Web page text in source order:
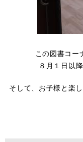
この図書コー
８月１日以
そして、お子様と楽